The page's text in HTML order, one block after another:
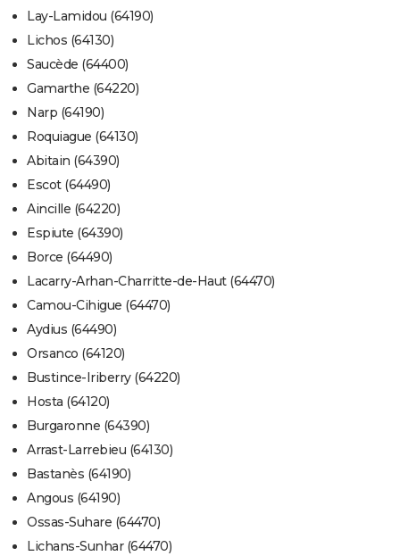
Lay-Lamidou (64190)
Lichos (64130)
Saucède (64400)
Gamarthe (64220)
Narp (64190)
Roquiague (64130)
Abitain (64390)
Escot (64490)
Aincille (64220)
Espiute (64390)
Borce (64490)
Lacarry-Arhan-Charritte-de-Haut (64470)
Camou-Cihigue (64470)
Aydius (64490)
Orsanco (64120)
Bustince-Iriberry (64220)
Hosta (64120)
Burgaronne (64390)
Arrast-Larrebieu (64130)
Bastanès (64190)
Angous (64190)
Ossas-Suhare (64470)
Lichans-Sunhar (64470)